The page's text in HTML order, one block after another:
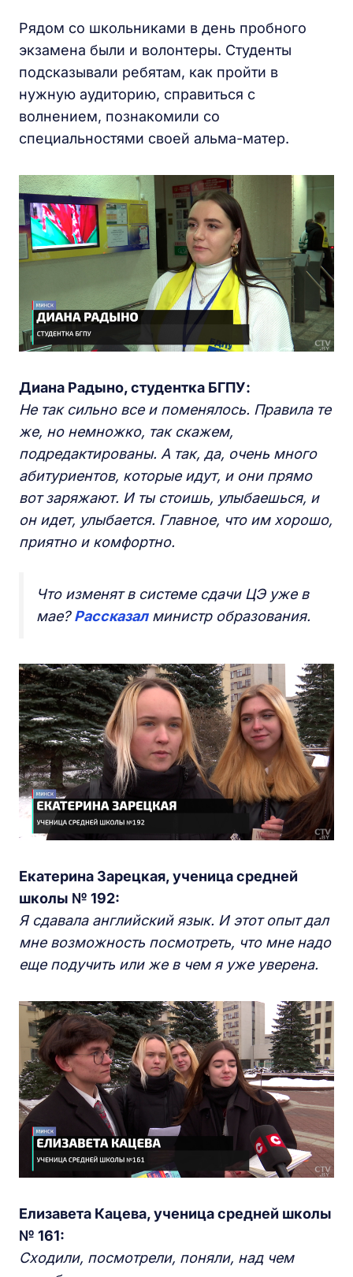
Рядом со школьниками в день пробного
экзамена были и волонтеры. Студенты
подсказывали ребятам, как пройти в
нужную аудиторию, справиться с
волнением, познакомили со
специальностями своей альма-матер.
Диана Радыно, студентка БГПУ:
Не так сильно все и поменялось. Правила те
же, но немножко, так скажем,
подредактированы. А так, да, очень много
абитуриентов, которые идут, и они прямо
вот заряжают. И ты стоишь, улыбаешься, и
он идет, улыбается. Главное, что им хорошо,
приятно и комфортно.
Что изменят в системе сдачи ЦЭ уже в
мае?Рассказалминистр образования.
Екатерина Зарецкая, ученица средней
школы № 192:
Я сдавала английский язык. И этот опыт дал
мне возможность посмотреть, что мне надо
еще подучить или же в чем я уже уверена.
Елизавета Кацева, ученица средней школы
№ 161:
Сходили, посмотрели, поняли, над чем